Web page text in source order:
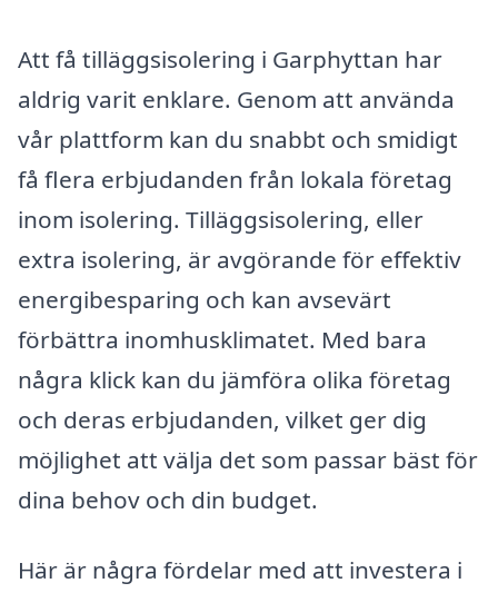
Att få tilläggsisolering i Garphyttan har
aldrig varit enklare. Genom att använda
vår plattform kan du snabbt och smidigt
få flera erbjudanden från lokala företag
inom isolering. Tilläggsisolering, eller
extra isolering, är avgörande för effektiv
energibesparing och kan avsevärt
förbättra inomhusklimatet. Med bara
några klick kan du jämföra olika företag
och deras erbjudanden, vilket ger dig
möjlighet att välja det som passar bäst för
dina behov och din budget.
Här är några fördelar med att investera i